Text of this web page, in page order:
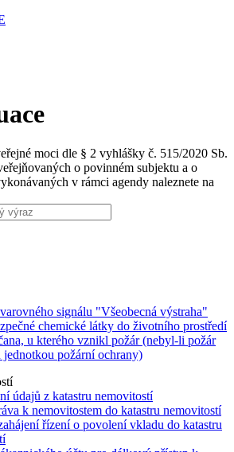
moci dle § 2 vyhlášky č. 515/2020 Sb.
o povinném subjektu a o
v rámci agendy naleznete na
signálu "Všeobecná výstraha"
chemické látky do životního prostředí
u kterého vznikl požár (nebyl-li požár
požární ochrany)
údajů z katastru nemovitostí
k nemovitostem do katastru nemovitostí
řízení o povolení vkladu do katastru